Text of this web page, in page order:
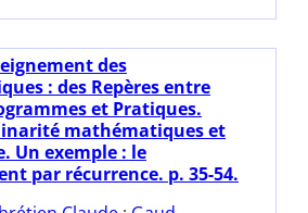
des
: des Repères entre
et Pratiques.
mathématiques et
Un exemple : le
par récurrence. p. 35-54.